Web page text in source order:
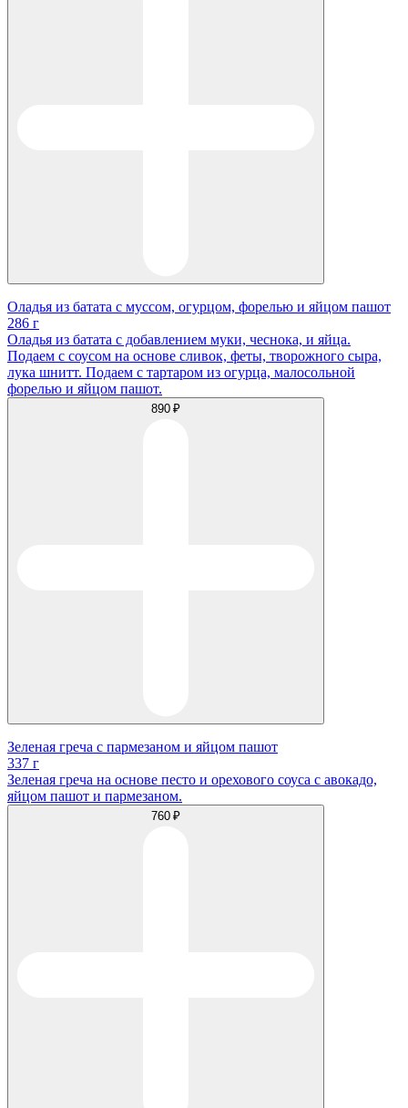
Оладья из батата с муссом, огурцом, форелью и яйцом пашот
286 г
Оладья из батата с добавлением муки, чеснока, и яйца.
Подаем с соусом на основе сливок, феты, творожного сыра,
лука шнитт. Подаем с тартаром из огурца, малосольной
форелью и яйцом пашот.
890 ₽
Зеленая греча с пармезаном и яйцом пашот
337 г
Зеленая греча на основе песто и орехового соуса с авокадо,
яйцом пашот и пармезаном.
760 ₽